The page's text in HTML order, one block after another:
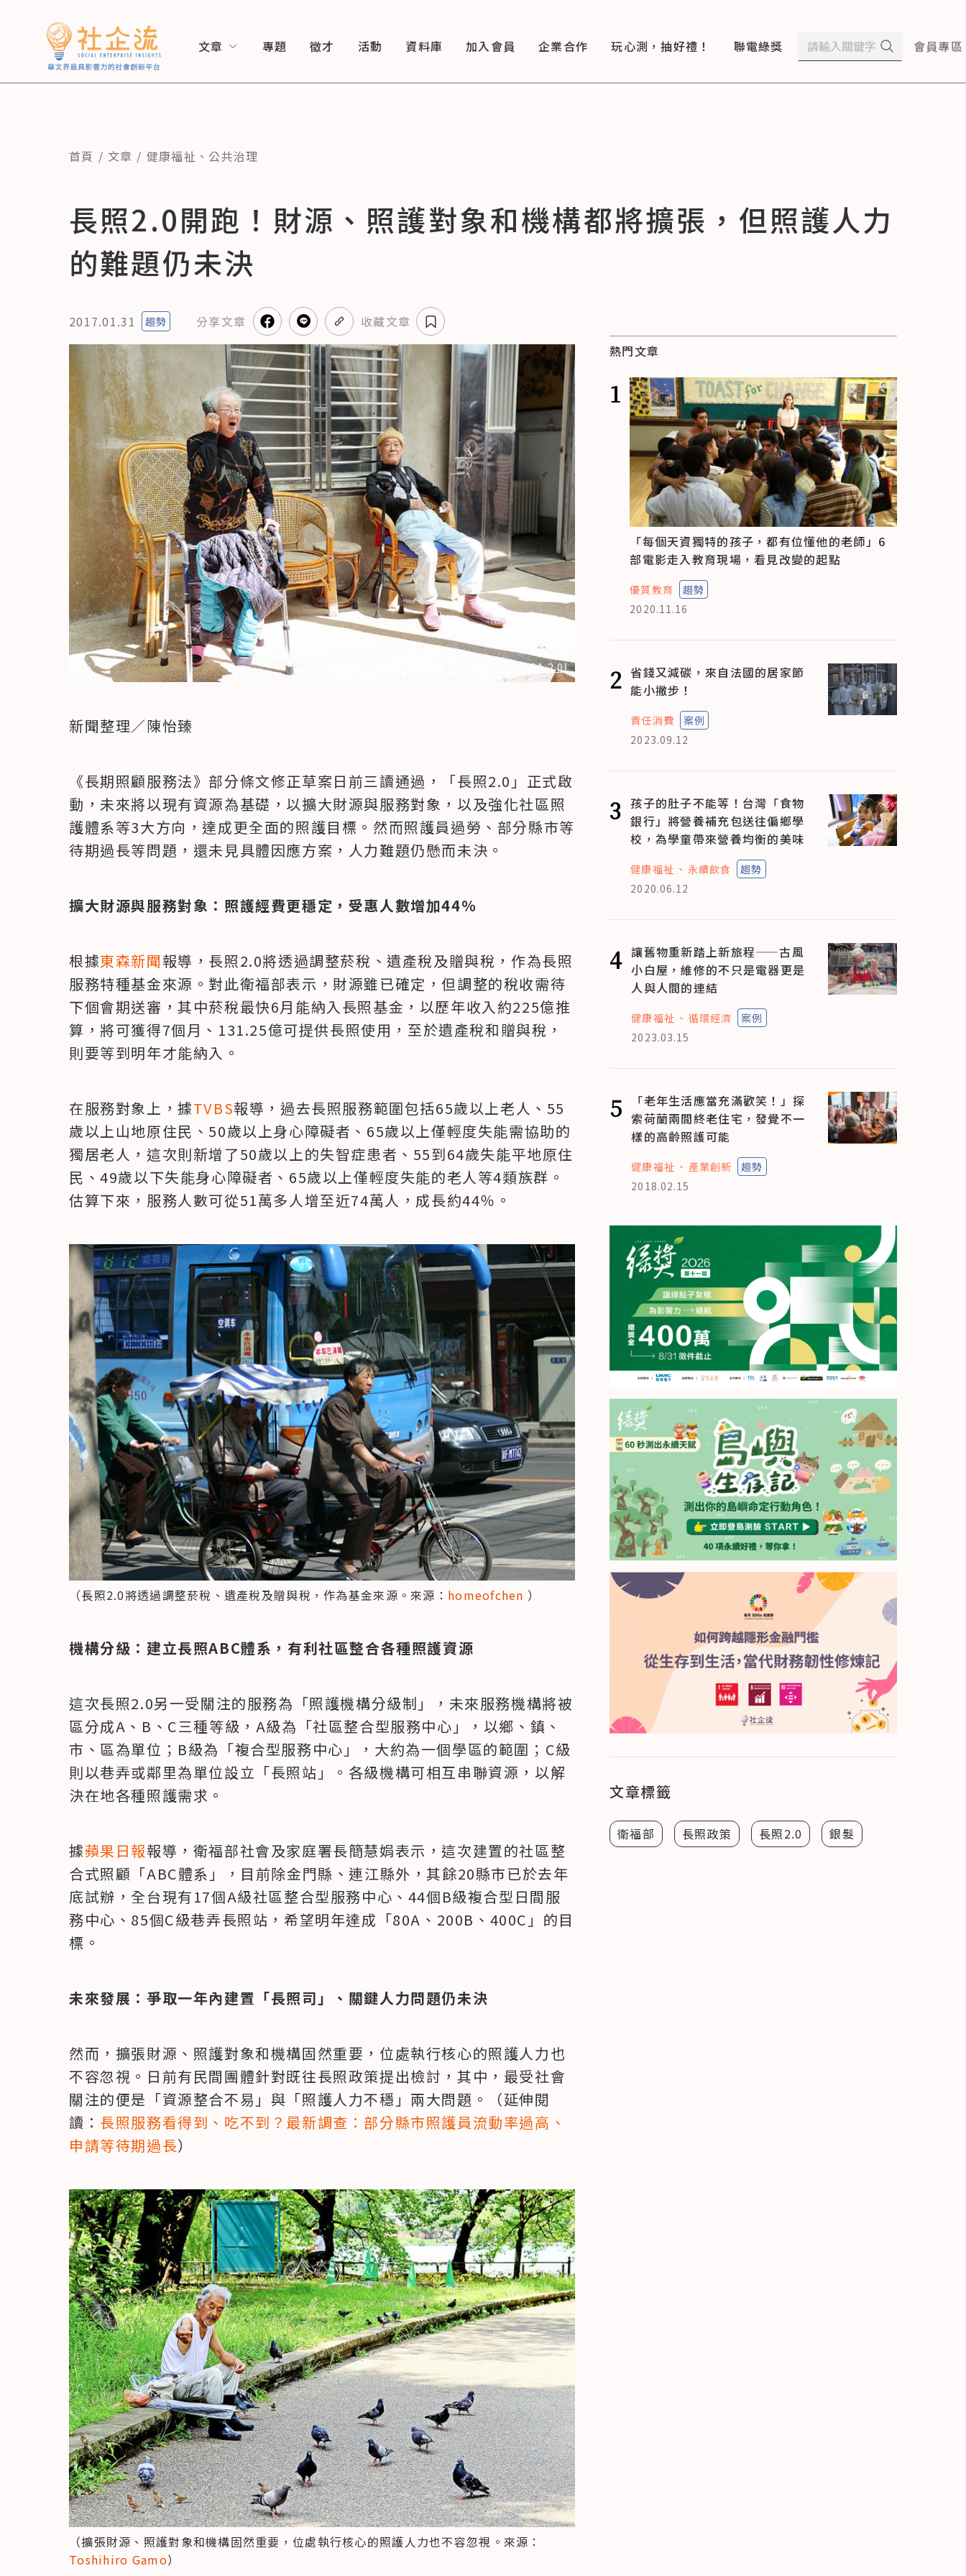
文章 專題 徵才 活動 資料庫 加入會員 企業合作 玩心測，抽好禮！ 聯電綠獎 會員專區
首頁 文章 健康福祉 、 公共治理
長照2.0開跑！財源、照護對象和機構都將擴張，但照護人力
的難題仍未決
2017.01.31 趨勢 分享文章 收藏文章
Photo Credit: Ethene Lin (CC BY-NC-SA 2.0)
新聞整理／陳怡臻
《長期照顧服務法》部分條文修正草案日前三讀通過，「長照2.0」正式啟
動，未來將以現有資源為基礎，以擴大財源與服務對象，以及強化社區照
護體系等3大方向，達成更全面的照護目標。然而照護員過勞、部分縣市等
待期過長等問題，還未見具體因應方案，人力難題仍懸而未決。
擴大財源與服務對象：照護經費更穩定，受惠人數增加44％
根據東森新聞報導，長照2.0將透過調整菸稅、遺產稅及贈與稅，作為長照
服務特種基金來源。對此衛福部表示，財源雖已確定，但調整的稅收需待
下個會期送審，其中菸稅最快6月能納入長照基金，以歷年收入約225億推
算，將可獲得7個月、131.25億可提供長照使用，至於遺產稅和贈與稅，
則要等到明年才能納入。
在服務對象上，據TVBS報導，過去長照服務範圍包括65歲以上老人、55
歲以上山地原住民、50歲以上身心障礙者、65歲以上僅輕度失能需協助的
獨居老人，這次則新增了50歲以上的失智症患者、55到64歲失能平地原住
民、49歲以下失能身心障礙者、65歲以上僅輕度失能的老人等4類族群。
估算下來，服務人數可從51萬多人增至近74萬人，成長約44％。
（長照2.0將透過調整菸稅、遺產稅及贈與稅，作為基金來源。來源： homeofchen ）
機構分級：建立長照ABC體系，有利社區整合各種照護資源
這次長照2.0另一受關注的服務為「照護機構分級制」，未來服務機構將被
區分成A、B、C三種等級，A級為「社區整合型服務中心」，以鄉、鎮、
市、區為單位；B級為「複合型服務中心」，大約為一個學區的範圍；C級
則以巷弄或鄰里為單位設立「長照站」。各級機構可相互串聯資源，以解
決在地各種照護需求。
據蘋果日報報導，衛福部社會及家庭署長簡慧娟表示，這次建置的社區整
合式照顧「ABC體系」，目前除金門縣、連江縣外，其餘20縣市已於去年
底試辦，全台現有17個A級社區整合型服務中心、44個B級複合型日間服
務中心、85個C級巷弄長照站，希望明年達成「80A、200B、400C」的目
標。
未來發展：爭取一年內建置「長照司」、關鍵人力問題仍未決
然而，擴張財源、照護對象和機構固然重要，位處執行核心的照護人力也
不容忽視。日前有民間團體針對既往長照政策提出檢討，其中，最受社會
關注的便是「資源整合不易」與「照護人力不穩」兩大問題。（延伸閱
讀： 長照服務看得到、吃不到？最新調查：部分縣市照護員流動率過高、
申請等待期過長）
（擴張財源、照護對象和機構固然重要，位處執行核心的照護人力也不容忽視。來源：
Toshihiro Gamo）
熱門文章
1
「每個天資獨特的孩子，都有位懂他的老師」6
部電影走入教育現場，看見改變的起點
優質教育
趨勢
2020.11.16
2 省錢又減碳，來自法國的居家節
能小撇步！
責任消費
案例
2023.09.12
3 孩子的肚子不能等！台灣「食物
銀行」將營養補充包送往偏鄉學
校，為學童帶來營養均衡的美味
健康福祉 永續飲食
趨勢
2020.06.12
4 讓舊物重新踏上新旅程——古風
小白屋，維修的不只是電器更是
人與人間的連結
健康福祉 循環經濟
案例
2023.03.15
5
「老年生活應當充滿歡笑！」探
索荷蘭兩間終老住宅，發覺不一
樣的高齡照護可能
健康福祉 產業創新
趨勢
2018.02.15
文章標籤
衛福部 長照政策 長照2.0 銀髮